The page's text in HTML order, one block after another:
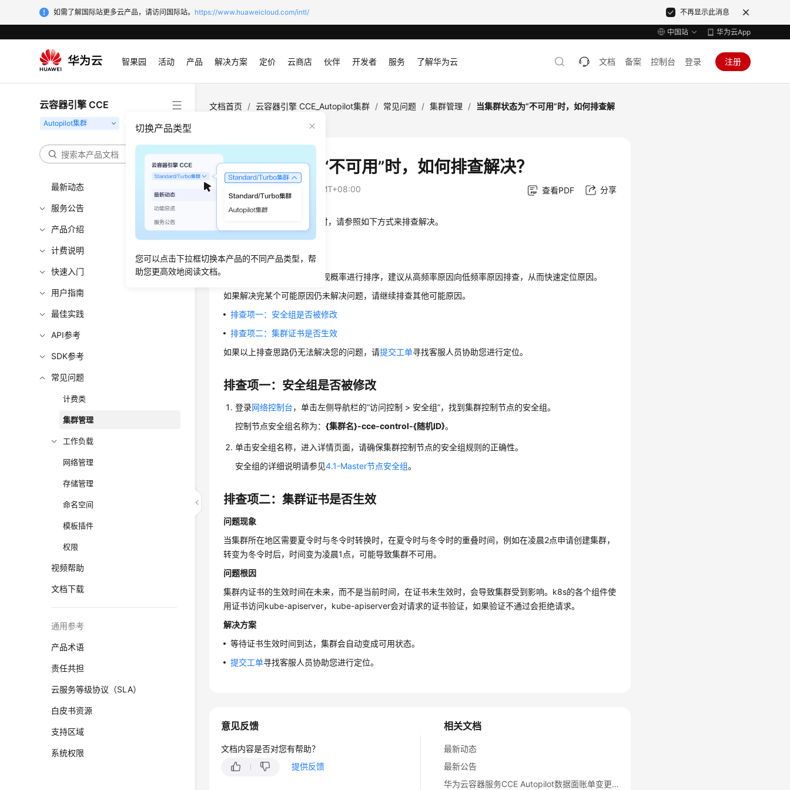
如需了解国际站更多云产品，请访问国际站。 https://www.huaweicloud.com/intl/ 不再显示此消息
中国站 华为云App
智果园 活动 产品 解决方案 定价 云商店 伙伴 开发者 服务 了解华为云 文档 备案 控制台 登录 注册
云容器引擎 CCE
切换产品类型
您可以点击下拉框切换本产品的不同产品类型，帮
助您更高效地阅读文档。
最新动态
服务公告
产品介绍
计费说明
快速入门
用户指南
最佳实践
API参考
SDK参考
常见问题
计费类
集群管理
工作负载
网络管理
存储管理
命名空间
模板插件
权限
视频帮助
文档下载
通用参考
产品术语
责任共担
云服务等级协议（SLA）
白皮书资源
支持区域
系统权限
文档首页 / 云容器引擎 CCE_Autopilot集群 / 常见问题 / 集群管理 / 当集群状态为“不可用”时，如何排查解
当集群状态为“不可用”时，如何排查解决？
2025-05-29 GMT+08:00 查看PDF 分享
时，请参照如下方式来排查解决。
排查思路
以下排查思路根据原因的出现概率进行排序，建议从高频率原因向低频率原因排查，从而快速定位原因。
如果解决完某个可能原因仍未解决问题，请继续排查其他可能原因。
排查项一：安全组是否被修改
排查项二：集群证书是否生效
如果以上排查思路仍无法解决您的问题，请提交工单寻找客服人员协助您进行定位。
排查项一：安全组是否被修改
登录网络控制台，单击左侧导航栏的“访问控制 > 安全组”，找到集群控制节点的安全组。
控制节点安全组名称为：{集群名}-cce-control-{随机ID}。
单击安全组名称，进入详情页面，请确保集群控制节点的安全组规则的正确性。
安全组的详细说明请参见4.1-Master节点安全组。
排查项二：集群证书是否生效
问题现象
当集群所在地区需要夏令时与冬令时转换时，在夏令时与冬令时的重叠时间，例如在凌晨2点申请创建集群，
转变为冬令时后，时间变为凌晨1点，可能导致集群不可用。
问题根因
集群内证书的生效时间在未来，而不是当前时间，在证书未生效时，会导致集群受到影响。k8s的各个组件使
用证书访问kube-apiserver，kube-apiserver会对请求的证书验证，如果验证不通过会拒绝请求。
解决方案
等待证书生效时间到达，集群会自动变成可用状态。
提交工单寻找客服人员协助您进行定位。
相关文档
最新动态
最新公告
华为云容器服务CCE Autopilot数据面账单变更公告
意见反馈
文档内容是否对您有帮助？
提供反馈